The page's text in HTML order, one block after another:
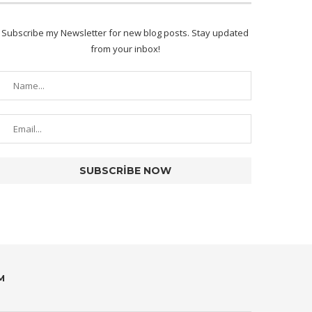
Subscribe my Newsletter for new blog posts. Stay updated
from your inbox!